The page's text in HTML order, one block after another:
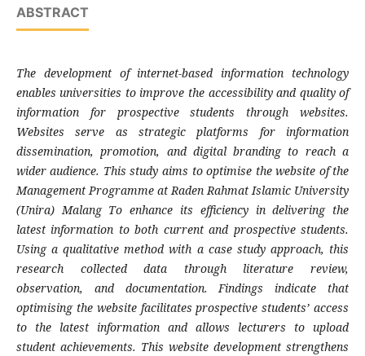
ABSTRACT
The development of internet-based information technology
enables universities to improve the accessibility and quality of
information for prospective students through websites.
Websites serve as strategic platforms for information
dissemination, promotion, and digital branding to reach a
wider audience. This study aims to optimise the website of the
Management Programme at Raden Rahmat Islamic University
(Unira) Malang To enhance its efficiency in delivering the
latest information to both current and prospective students.
Using a qualitative method with a case study approach, this
research collected data through literature review,
observation, and documentation. Findings indicate that
optimising the website facilitates prospective students’ access
to the latest information and allows lecturers to upload
student achievements. This website development strengthens